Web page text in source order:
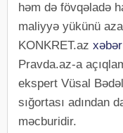
həm də fövqəladə
maliyyə yükünü
KONKRET.az xəbər
Pravda.az-a
ekspert Vüsal
sığortası adından
məcburidir.